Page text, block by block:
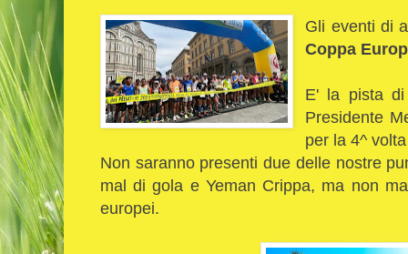
Gli eventi di
Coppa
E' la pista
Presidente
per la 4^
Non saranno presenti due delle nostre
mal di gola e Yeman Crippa, ma non
europei.